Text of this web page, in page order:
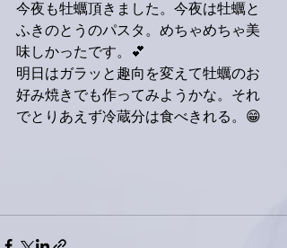
今夜も牡蠣頂きました。今夜は牡蠣と
ふきのとうのパスタ。めちゃめちゃ美
味しかったです。💕
明日はガラッと趣向を変えて牡蠣のお
好み焼きでも作ってみようかな。それ
でとりあえず冷蔵分は食べきれる。😁